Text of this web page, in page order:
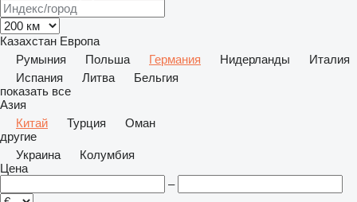
Казахстан Европа
Румыния
Польша Германия Нидерланды
Италия
Испания
Литва
Бельгия
показать все
Азия
Китай
Турция
Оман
другие
Украина
Колумбия
Цена
–